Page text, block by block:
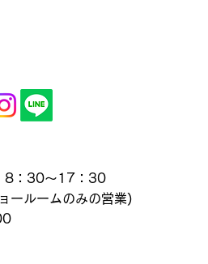
8：30～17：30
ールームのみの営業)